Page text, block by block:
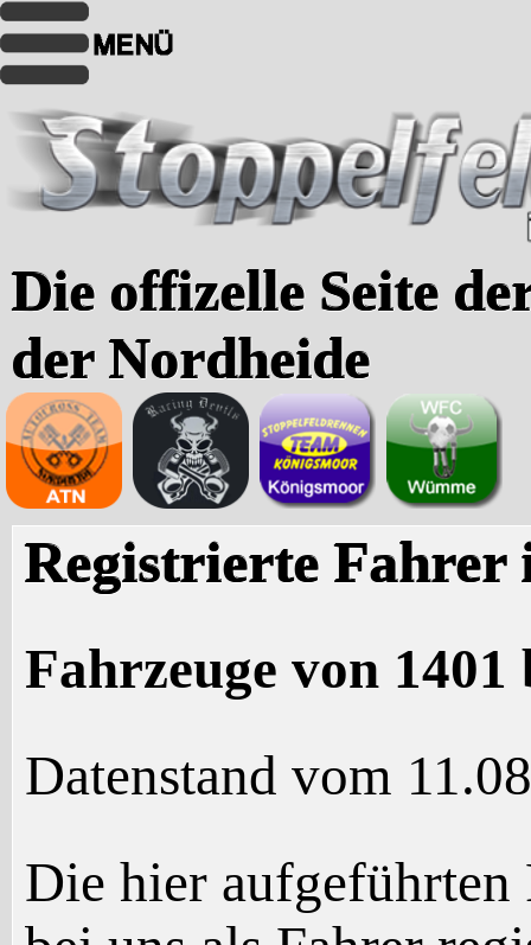
Die offizelle Seite
der Nordheide
Registrierte Fahrer
Fahrzeuge von 1401
Datenstand vom
Die hier aufgeführten